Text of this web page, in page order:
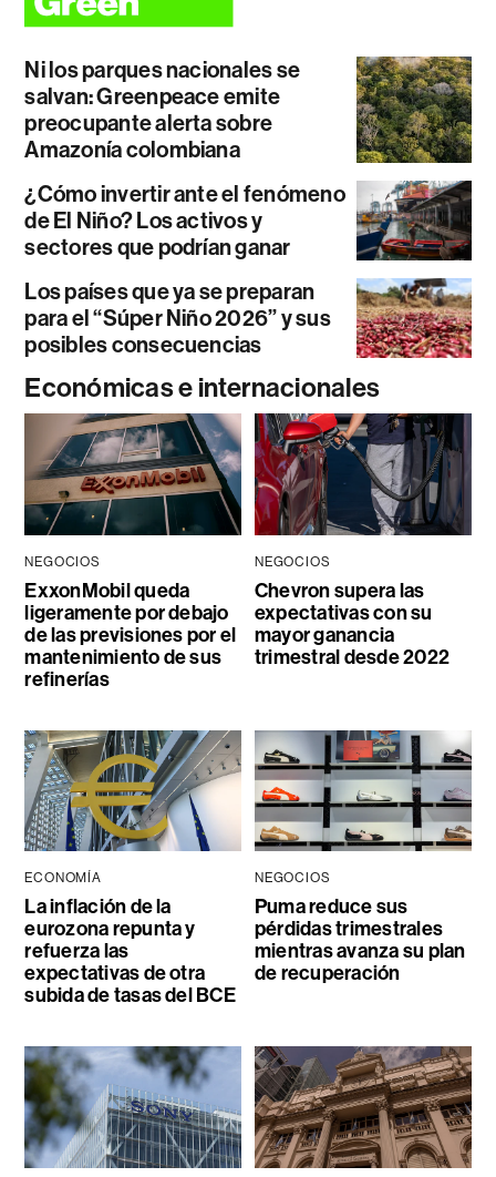
Ni los parques nacionales se
salvan: Greenpeace emite
preocupante alerta sobre
Amazonía colombiana
¿Cómo invertir ante el fenómeno
de El Niño? Los activos y
sectores que podrían ganar
Los países que ya se preparan
para el “Súper Niño 2026” y sus
posibles consecuencias
Económicas e internacionales
NEGOCIOS
ExxonMobil queda
ligeramente por debajo
de las previsiones por el
mantenimiento de sus
refinerías
NEGOCIOS
Chevron supera las
expectativas con su
mayor ganancia
trimestral desde 2022
ECONOMÍA
La inflación de la
eurozona repunta y
refuerza las
expectativas de otra
subida de tasas del BCE
NEGOCIOS
Puma reduce sus
pérdidas trimestrales
mientras avanza su plan
de recuperación